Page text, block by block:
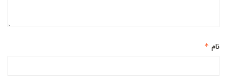
نام *